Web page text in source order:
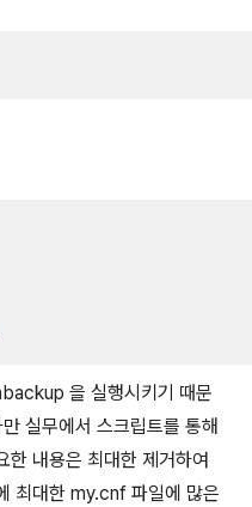
을 실행시키기 때문
실무에서 스크립트를 통해
한 내용은 최대한 제거하여
최대한 my.cnf 파일에 많은